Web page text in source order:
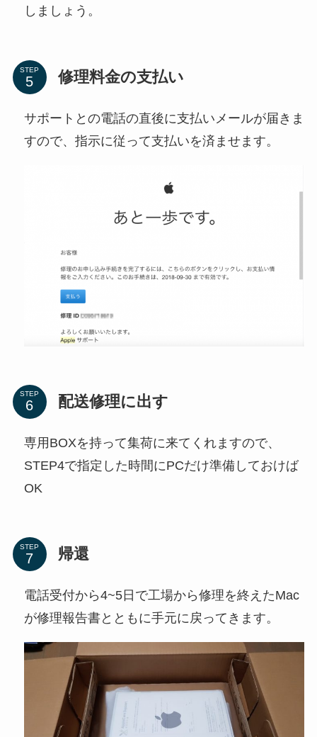
しましょう。
STEP 修理料金の支払い
サポートとの電話の直後に支払いメールが届きま
すので、指示に従って支払いを済ませます。
STEP 配送修理に出す
専用BOXを持って集荷に来てくれますので、
STEP4で指定した時間にPCだけ準備しておけば
OK
STEP 帰還
電話受付から4~5日で工場から修理を終えたMac
が修理報告書とともに手元に戻ってきます。